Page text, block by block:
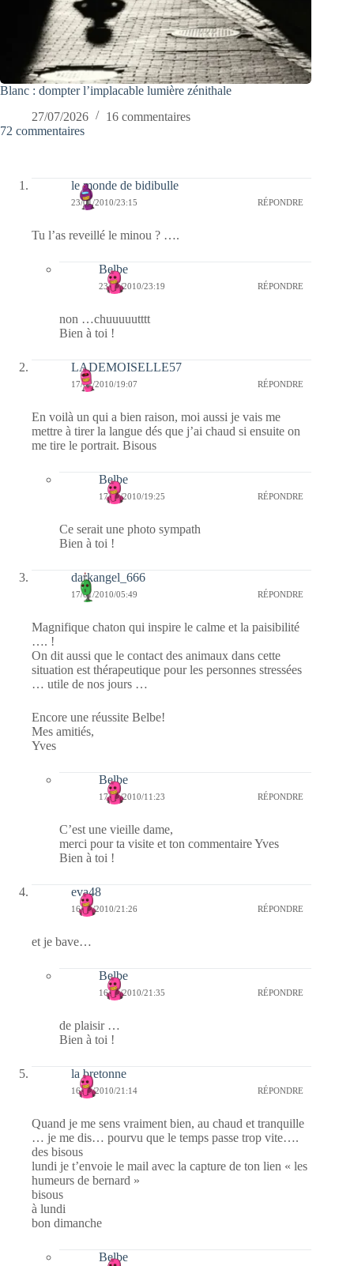
Blanc : dompter l’implacable lumière zénithale
27/07/2026
16 commentaires
72 commentaires
le monde de bidibulle
23/01/2010/23:15 RÉPONDRE
Tu l’as reveillé le minou ? ….
Belbe
23/01/2010/23:19 RÉPONDRE
non …chuuuuutttt
Bien à toi !
LADEMOISELLE57
17/01/2010/19:07 RÉPONDRE
En voilà un qui a bien raison, moi aussi je vais me
mettre à tirer la langue dés que j’ai chaud si ensuite on
me tire le portrait. Bisous
Belbe
17/01/2010/19:25 RÉPONDRE
Ce serait une photo sympath
Bien à toi !
darkangel_666
17/01/2010/05:49 RÉPONDRE
Magnifique chaton qui inspire le calme et la paisibilité
…. !
On dit aussi que le contact des animaux dans cette
situation est thérapeutique pour les personnes stressées
… utile de nos jours …
Encore une réussite Belbe!
Mes amitiés,
Yves
Belbe
17/01/2010/11:23 RÉPONDRE
C’est une vieille dame,
merci pour ta visite et ton commentaire Yves
Bien à toi !
eva48
16/01/2010/21:26 RÉPONDRE
et je bave…
Belbe
16/01/2010/21:35 RÉPONDRE
de plaisir …
Bien à toi !
la bretonne
16/01/2010/21:14 RÉPONDRE
Quand je me sens vraiment bien, au chaud et tranquille
… je me dis… pourvu que le temps passe trop vite….
des bisous
lundi je t’envoie le mail avec la capture de ton lien « les
humeurs de bernard »
bisous
à lundi
bon dimanche
Belbe